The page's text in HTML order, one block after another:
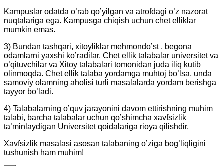
Kampuslar odatda o’rab qo’yilgan va atrofdagi o’z nazorat
nuqtalariga ega. Kampusga chiqish uchun chet elliklar
mumkin emas.
3) Bundan tashqari, xitoyliklar mehmondo’st , begona
odamlarni yaxshi ko’radilar. Chet ellik talabalar universitet va
o’qituvchilar va Xitoy talabalari tomonidan juda iliq kutib
olinmoqda. Chet ellik talaba yordamga muhtoj bo’lsa, unda
samoviy olamning aholisi turli masalalarda yordam berishga
tayyor bo’ladi.
4) Talabalarning o’quv jarayonini davom ettirishning muhim
talabi, barcha talabalar uchun qo’shimcha xavfsizlik
ta’minlaydigan Universitet qoidalariga rioya qilishdir.
Xavfsizlik masalasi asosan talabaning o’ziga bog’liqligini
tushunish ham muhim!